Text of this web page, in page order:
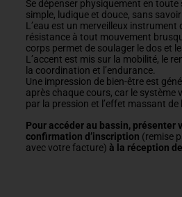
Se dépenser physiquement en toute
simple, ludique et douce, sans
L’eau est un merveilleux instrument
résistance à tout mouvement
corps permet de soulager le dos et
L’accent est mis sur la mobilité, le
la coordination et l’endurance.
Une impression de bien-être est
après chaque cours, car le système
par la pression et l’effet massant de
Pour accéder au bassin, présenter
confirmation d’inscription (remise
avec votre facture) à la réception